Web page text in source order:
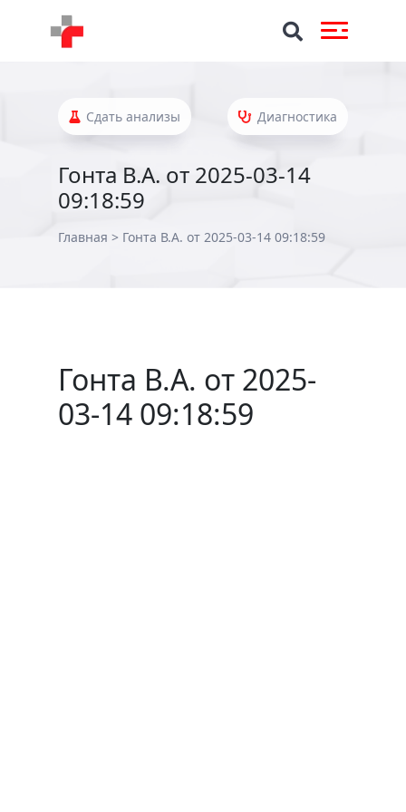
Сдать анализы Диагностика
Гонта В.А. от 2025-03-14
09:18:59
Главная > Гонта В.А. от 2025-03-14 09:18:59
Гонта В.А. от 2025-
03-14 09:18:59